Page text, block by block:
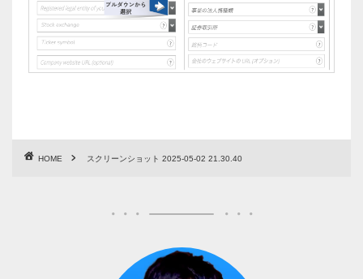
HOME スクリーンショット 2025-05-02 21.30.40